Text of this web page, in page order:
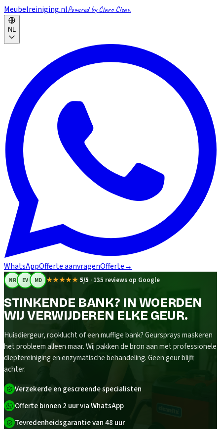
Meubelreiniging.nlPowered by Claro Clean
NL
WhatsAppOfferte aanvragenOfferte→
NR EV MD ★★★★★ 5/5 · 135 reviews op Google
STINKENDE BANK? IN WOERDEN
WIJ VERWIJDEREN ELKE GEUR.
Huisdiergeur, rooklucht of een muffige bank? Geursprays maskeren
het probleem alleen maar. Wij pakken de bron aan met professionele
dieptereiniging en enzymatische behandeling. Geen geur blijft
achter.
Verzekerde en gescreende specialisten
Offerte binnen 2 uur via WhatsApp
Tevredenheidsgarantie van 48 uur